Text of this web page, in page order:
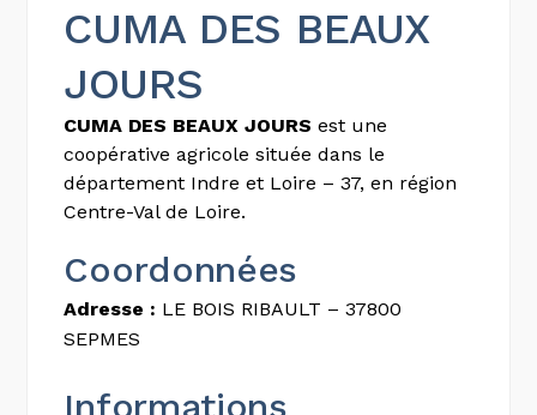
CUMA DES BEAUX
JOURS
CUMA DES BEAUX JOURS est une
coopérative agricole située dans le
département Indre et Loire – 37, en région
Centre-Val de Loire.
Coordonnées
Adresse : LE BOIS RIBAULT – 37800
SEPMES
Informations